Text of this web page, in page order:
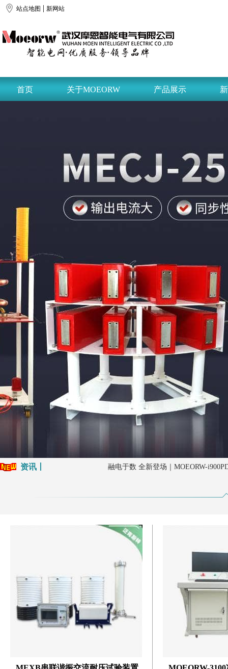
站点地图 | 新网站
首页 关于MOEORW 产品展示
资讯丨
设备交付赋能检测 专业培训保驾护
融电于数 全新登场｜MOEORW-
粽香迎端午，匠心伴前行|武汉摩恩
劳动筑梦，假期如约|武汉摩恩2026年
清明寄哀思，保电护平安|武汉摩恩
设备交付赋能检测 专业培训保驾护
融电于数 全新登场｜MOEORW-
设备交付 赋能运维 专业培训夯实保
设备交付赋能检测 专业培训保驾护
融电于数 全新登场｜MOEORW-